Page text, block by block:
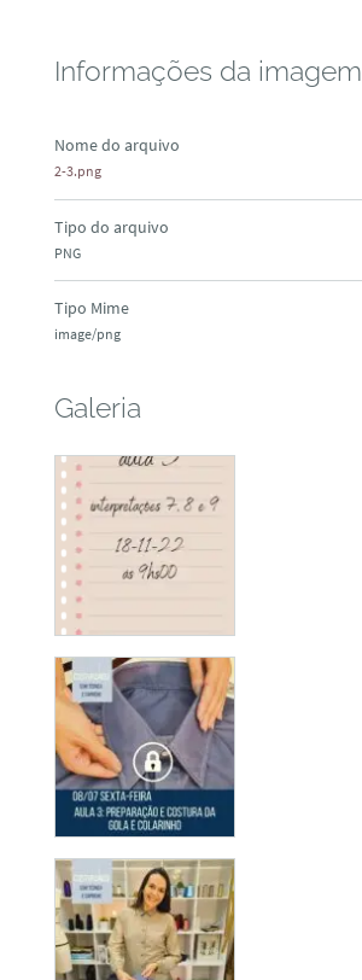
Informações da imagem
Nome do arquivo
2-3.png
Tipo do arquivo
PNG
Tipo Mime
image/png
Galeria